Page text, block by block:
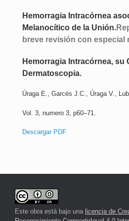
Hemorragia Intracórnea
Melanocítico de la Unión.
breve revisión con especial
Hemorragia Intracórnea, su
Dermatoscopia.
Úraga E., Garcés J.C., Úraga V.,
Vol. 3, numero 3, p60–71.
Descargar PDF
Este obra está bajo una licencia de